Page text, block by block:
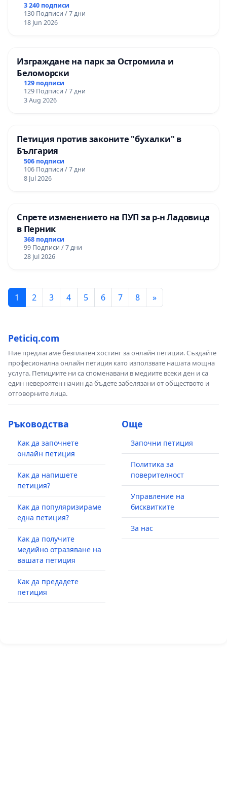
3 240 подписи
130 Подписи / 7 дни
18 Jun 2026
Изграждане на парк за Остромила и
Беломорски
129 подписи
129 Подписи / 7 дни
3 Aug 2026
Петиция против законите "бухалки" в
България
506 подписи
106 Подписи / 7 дни
8 Jul 2026
Спрете изменението на ПУП за р-н Ладовица
в Перник
368 подписи
99 Подписи / 7 дни
28 Jul 2026
1 2 3 4 5 6 7 8 »
Peticiq.com
Ние предлагаме безплатен хостинг за онлайн петиции. Създайте
професионална онлайн петиция като използвате нашата мощна
услуга. Петициите ни са споменавани в медиите всеки ден и са
един невероятен начин да бъдете забелязани от обществото и
отговорните лица.
Ръководства
Как да започнете
онлайн петиция
Как да напишете
петиция?
Как да популяризираме
една петиция?
Как да получите
медийно отразяване на
вашата петиция
Как да предадете
петиция
Още
Започни петиция
Политика за
поверителност
Управление на
бисквитките
За нас